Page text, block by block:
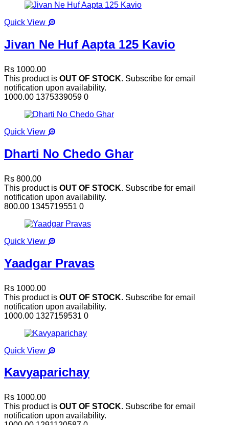
Quick View
Jivan Ne Huf Aapta 125 Kavio
Rs 1000.00
This product is OUT OF STOCK. Subscribe for email
notification upon availability.
1000.00 1375339059 0
Quick View
Dharti No Chedo Ghar
Rs 800.00
This product is OUT OF STOCK. Subscribe for email
notification upon availability.
800.00 1345719551 0
Quick View
Yaadgar Pravas
Rs 1000.00
This product is OUT OF STOCK. Subscribe for email
notification upon availability.
1000.00 1327159531 0
Quick View
Kavyaparichay
Rs 1000.00
This product is OUT OF STOCK. Subscribe for email
notification upon availability.